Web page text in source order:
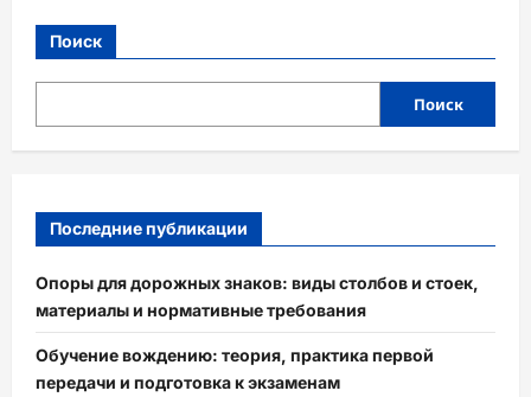
Поиск
Поиск
Последние публикации
Опоры для дорожных знаков: виды столбов и стоек,
материалы и нормативные требования
Обучение вождению: теория, практика первой
передачи и подготовка к экзаменам